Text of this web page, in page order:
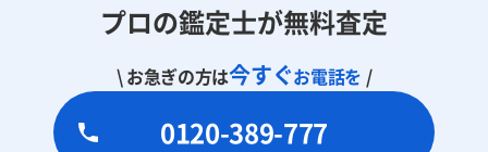
プロの鑑定士が無料査定
\ お急ぎの方は今すぐお電話を /
0120-389-777